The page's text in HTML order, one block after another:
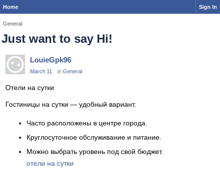
Home Sign In
General
Just want to say Hi!
LouieGpk96
March 11 in General
Отели на сутки
Гостиницы на сутки — удобный вариант.
Часто расположены в центре города.
Круглосуточное обслуживание и питание.
Можно выбрать уровень под свой бюджет.
отели на сутки